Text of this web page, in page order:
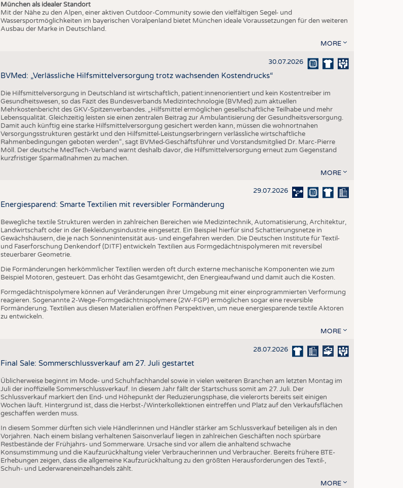
München als idealer Standort
Mit der Nähe zu den Alpen, einer aktiven Outdoor-Community sowie den vielfältigen Segel- und
Wassersportmöglichkeiten im bayerischen Voralpenland bietet München ideale Voraussetzungen für den weiteren
Ausbau der Marke in Deutschland.
MORE
30.07.2026
BVMed: „Verlässliche Hilfsmittelversorgung trotz wachsenden Kostendrucks“
Die Hilfsmittelversorgung in Deutschland ist wirtschaftlich, patient:innenorientiert und kein Kostentreiber im
Gesundheitswesen, so das Fazit des Bundesverbands Medizintechnologie (BVMed) zum aktuellen
Mehrkostenbericht des GKV-Spitzenverbandes. „Hilfsmittel ermöglichen gesellschaftliche Teilhabe und mehr
Lebensqualität. Gleichzeitig leisten sie einen zentralen Beitrag zur Ambulantisierung der Gesundheitsversorgung.
Damit auch künftig eine starke Hilfsmittelversorgung gesichert werden kann, müssen die wohnortnahen
Versorgungsstrukturen gestärkt und den Hilfsmittel-Leistungserbringern verlässliche wirtschaftliche
Rahmenbedingungen geboten werden“, sagt BVMed-Geschäftsführer und Vorstandsmitglied Dr. Marc-Pierre
Möll. Der deutsche MedTech-Verband warnt deshalb davor, die Hilfsmittelversorgung erneut zum Gegenstand
kurzfristiger Sparmaßnahmen zu machen.
MORE
29.07.2026
Energiesparend: Smarte Textilien mit reversibler Formänderung
Bewegliche textile Strukturen werden in zahlreichen Bereichen wie Medizintechnik, Automatisierung, Architektur,
Landwirtschaft oder in der Bekleidungsindustrie eingesetzt. Ein Beispiel hierfür sind Schattierungsnetze in
Gewächshäusern, die je nach Sonnenintensität aus- und eingefahren werden. Die Deutschen Institute für Textil-
und Faserforschung Denkendorf (DITF) entwickeln Textilien aus Formgedächtnispolymeren mit reversibel
steuerbarer Geometrie.
Die Formänderungen herkömmlicher Textilien werden oft durch externe mechanische Komponenten wie zum
Beispiel Motoren, gesteuert. Das erhöht das Gesamtgewicht, den Energieaufwand und damit auch die Kosten.
Formgedächtnispolymere können auf Veränderungen ihrer Umgebung mit einer einprogrammierten Verformung
reagieren. Sogenannte 2-Wege-Formgedächtnispolymere (2W-FGP) ermöglichen sogar eine reversible
Formänderung. Textilien aus diesen Materialien eröffnen Perspektiven, um neue energiesparende textile Aktoren
zu entwickeln.
MORE
28.07.2026
Final Sale: Sommerschlussverkauf am 27. Juli gestartet
Üblicherweise beginnt im Mode- und Schuhfachhandel sowie in vielen weiteren Branchen am letzten Montag im
Juli der inoffizielle Sommerschlussverkauf. In diesem Jahr fällt der Startschuss somit am 27. Juli. Der
Schlussverkauf markiert den End- und Höhepunkt der Reduzierungsphase, die vielerorts bereits seit einigen
Wochen läuft. Hintergrund ist, dass die Herbst-/Winterkollektionen eintreffen und Platz auf den Verkaufsflächen
geschaffen werden muss.
In diesem Sommer dürften sich viele Händlerinnen und Händler stärker am Schlussverkauf beteiligen als in den
Vorjahren. Nach einem bislang verhaltenen Saisonverlauf liegen in zahlreichen Geschäften noch spürbare
Restbestände der Frühjahrs- und Sommerware. Ursache sind vor allem die anhaltend schwache
Konsumstimmung und die Kaufzurückhaltung vieler Verbraucherinnen und Verbraucher. Bereits frühere BTE-
Erhebungen zeigen, dass die allgemeine Kaufzurückhaltung zu den größten Herausforderungen des Textil-,
Schuh- und Lederwareneinzelhandels zählt.
MORE